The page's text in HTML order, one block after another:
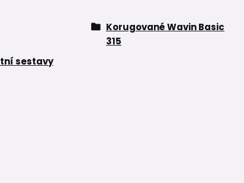
Korugované Wavin Basic
315
sestavy